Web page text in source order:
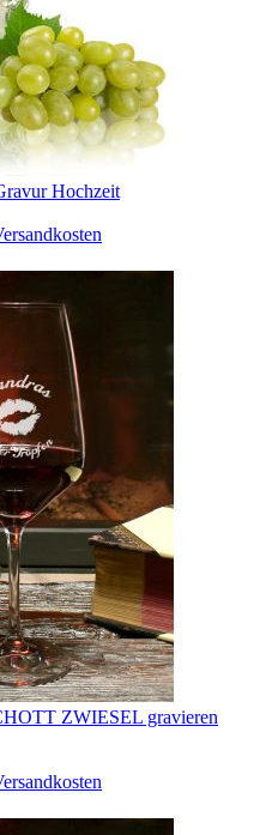
Hochzeit
ZWIESEL gravieren